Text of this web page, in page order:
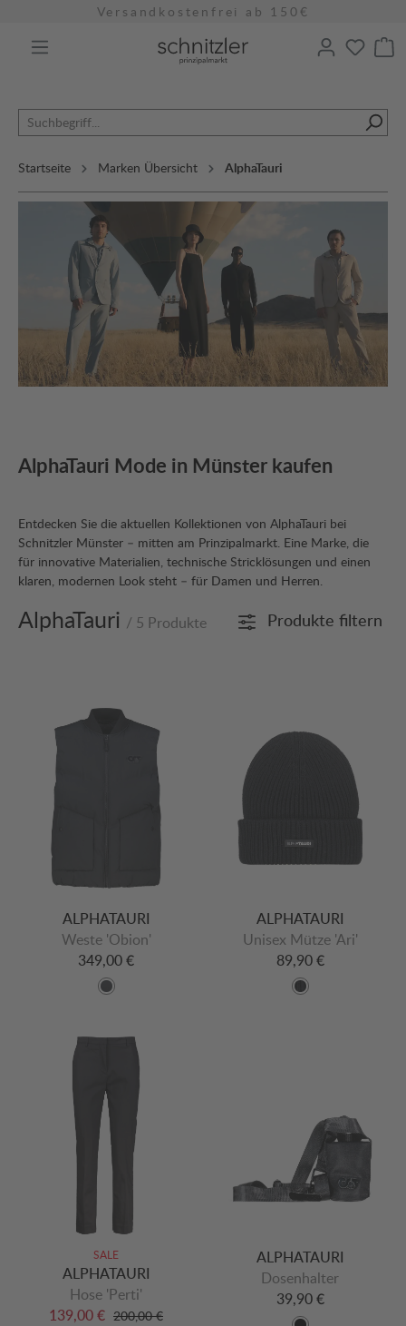
Versandkostenfrei ab 150€
Startseite Marken Übersicht AlphaTauri
AlphaTauri Mode in Münster kaufen
Entdecken Sie die aktuellen Kollektionen von AlphaTauri bei
Schnitzler Münster – mitten am Prinzipalmarkt. Eine Marke, die
für innovative Materialien, technische Stricklösungen und einen
klaren, modernen Look steht – für Damen und Herren.
AlphaTauri / 5 Produkte Produkte filtern
ALPHATAURI
Weste 'Obion'
349,00 €
ALPHATAURI
Unisex Mütze 'Ari'
89,90 €
SALE
ALPHATAURI
Hose 'Perti'
139,00 € 200,00 €
ALPHATAURI
Dosenhalter
39,90 €